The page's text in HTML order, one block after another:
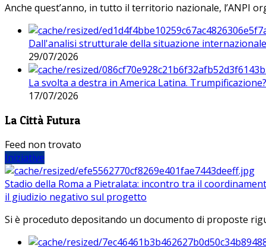
Anche quest’anno, in tutto il territorio nazionale, l’ANPI
Dall'analisi strutturale della situazione
29/07/2026
La svolta a destra in America Latina. Trumpificazione?
17/07/2026
La Città Futura
Feed non trovato
Iniziative
Stadio della Roma a Pietralata: incontro tra il
il giudizio negativo sul progetto
Si è proceduto depositando un documento di proposte